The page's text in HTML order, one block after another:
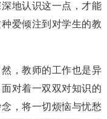
地认识这一点，才能
爱倾注到对学生的教
，教师的工作也是异
对着一双双对知识的
，将一切烦恼与忧愁